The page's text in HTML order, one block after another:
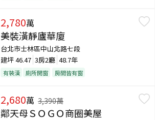
2,780萬
美裝潢靜廬華廈
台北市士林區中山北路七段
建坪46.47 3房2廳 48.7年
有裝潢 廁所開窗 房間皆有窗
2,680萬 3,390萬
鄰天母ＳＯＧＯ商圈美屋